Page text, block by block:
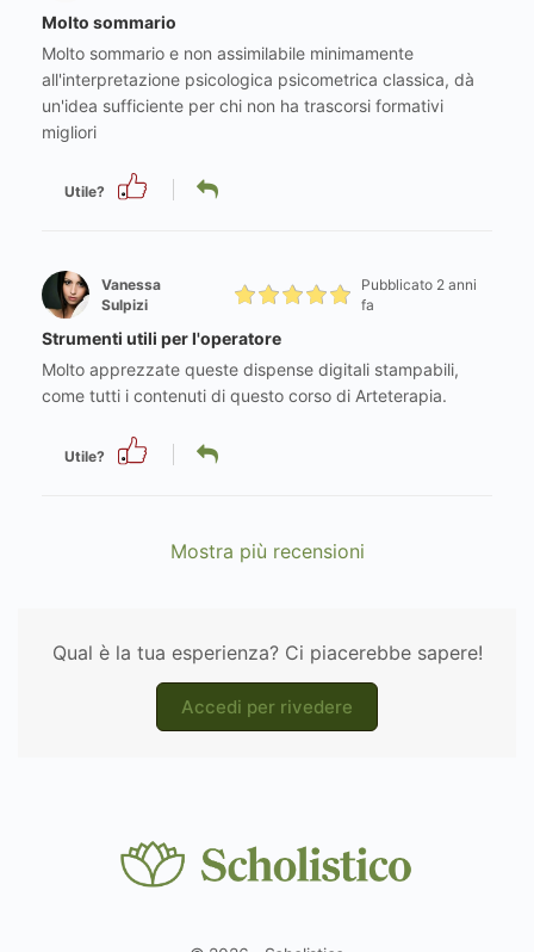
Molto sommario
Molto sommario e non assimilabile minimamente
all'interpretazione psicologica psicometrica classica, dà
un'idea sufficiente per chi non ha trascorsi formativi
migliori
Utile?
Vanessa
Sulpizi
Pubblicato 2 anni
fa
Strumenti utili per l'operatore
Molto apprezzate queste dispense digitali stampabili,
come tutti i contenuti di questo corso di Arteterapia.
Utile?
Mostra più recensioni
Qual è la tua esperienza? Ci piacerebbe sapere!
Accedi per rivedere